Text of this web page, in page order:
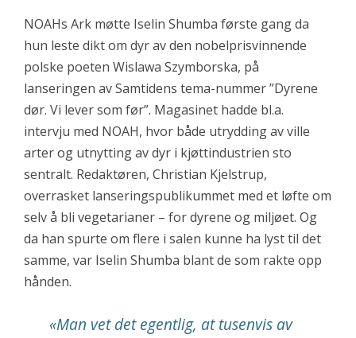
NOAHs Ark møtte Iselin Shumba første gang da
hun leste dikt om dyr av den nobelprisvinnende
polske poeten Wislawa Szymborska, på
lanseringen av Samtidens tema-nummer ”Dyrene
dør. Vi lever som før”. Magasinet hadde bl.a.
intervju med NOAH, hvor både utrydding av ville
arter og utnytting av dyr i kjøttindustrien sto
sentralt. Redaktøren, Christian Kjelstrup,
overrasket lanseringspublikummet med et løfte om
selv å bli vegetarianer – for dyrene og miljøet. Og
da han spurte om flere i salen kunne ha lyst til det
samme, var Iselin Shumba blant de som rakte opp
hånden.
«Man vet det egentlig, at tusenvis av